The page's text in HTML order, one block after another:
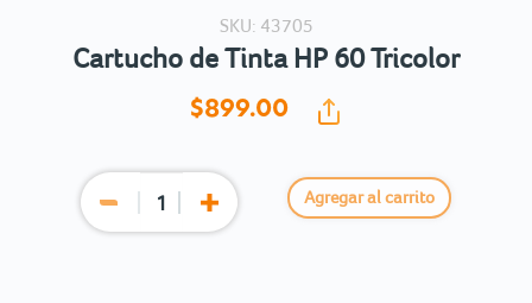
SKU: 43705
Cartucho de Tinta HP 60 Tricolor
$899.00
Agregar al carrito